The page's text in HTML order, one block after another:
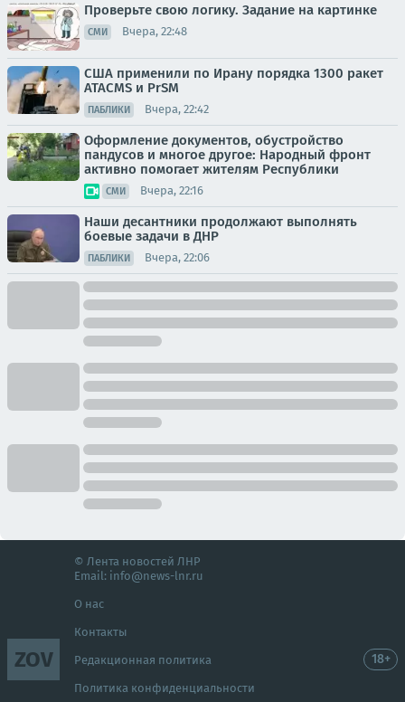
Проверьте свою логику. Задание на картинке
СМИ Вчера, 22:48
США применили по Ирану порядка 1300 ракет
ATACMS и PrSM
ПАБЛИКИ Вчера, 22:42
Оформление документов, обустройство
пандусов и многое другое: Народный фронт
активно помогает жителям Республики
СМИ Вчера, 22:16
Наши десантники продолжают выполнять
боевые задачи в ДНР
ПАБЛИКИ Вчера, 22:06
ZOV
© Лента новостей ЛНР
Email: info@news-lnr.ru
О нас
Контакты
Редакционная политика
Политика конфиденциальности
18+